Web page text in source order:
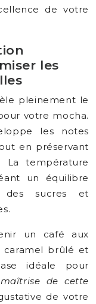
de votre
les
pleinement le
votre mocha.
les notes
en préservant
La température
un équilibre
des sucres et
un café aux
caramel brûlé et
idéale pour
de cette
de votre